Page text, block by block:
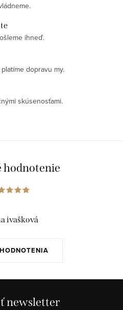
ihneď.
dopravu my.
skúsenosťami.
hodnotenie
ivašková
newsletter